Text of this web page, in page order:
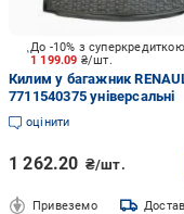
1 199.09 ₴/шт.
Килим у багажник
7711540375 універсальні
оцінити
1 262.20 ₴/шт.
Привеземо